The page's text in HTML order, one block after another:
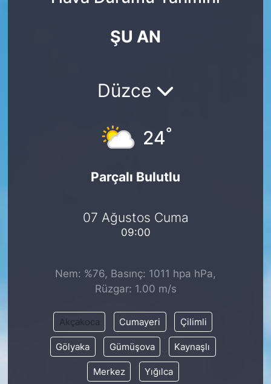
ŞU AN
Düzce
24°
Parçalı Bulutlu
07 Ağustos Cuma
09:00
Nem: %76, Basınç: 1011 hpa hPa,
Rüzgar: 1.00 m/s
Akçakoca Cumayeri Çilimli
Gölyaka Gümüşova Kaynaşlı
Merkez Yığılca
SAVUNMA SANAYİ
FUAR TAKVİMİ
Amerika Fuarları
FESTİVAL HABERLERİ
FESTİVAL TAKVİMİ
KONGRE TAKVİMİ
RÖPORTAJLAR